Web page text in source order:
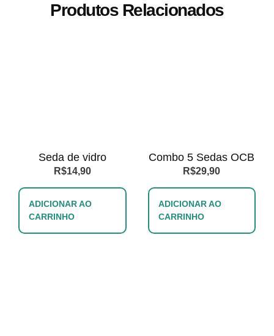
Produtos Relacionados
Seda de vidro
R$14,90
ADICIONAR AO
CARRINHO
Combo 5 Sedas OCB
R$29,90
ADICIONAR AO
CARRINHO